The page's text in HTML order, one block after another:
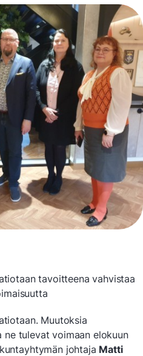
tavoitteena vahvistaa
Muutoksia
ne tulevat voimaan elokuun
johtaja Matti